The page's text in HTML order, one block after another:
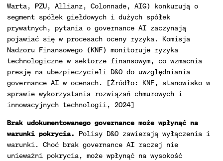
Warta, PZU, Allianz, Colonnade, AIG) konkurują o
segment spółek giełdowych i dużych spółek
prywatnych, pytania o governance AI zaczynają
pojawiać się w procesach oceny ryzyka. Komisja
Nadzoru Finansowego (KNF) monitoruje ryzyka
technologiczne w sektorze finansowym, co wzmacnia
presję na ubezpieczycieli D&O do uwzględniania
governance AI w ocenach. [Źródło: KNF, stanowisko w
sprawie wykorzystania rozwiązań chmurowych i
innowacyjnych technologii, 2024]
Brak udokumentowanego governance może wpłynąć na
warunki pokrycia. Polisy D&O zawierają wyłączenia i
warunki. Choć brak governance AI raczej nie
unieważni pokrycia, może wpłynąć na wysokość